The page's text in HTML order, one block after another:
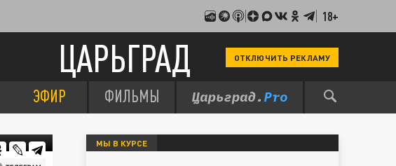
18+
ЦАРЬГРАД ОТКЛЮЧИТЬ РЕКЛАМУ
ЭФИР ФИЛЬМЫ
МЫ В КУРСЕ